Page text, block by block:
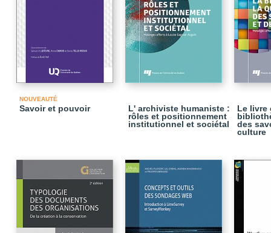
NOUVEAUTÉ
Savoir et pouvoir
L' archiviste humaniste :
rôles et positionnement
institutionnel et sociétal
Le livre
des
culture